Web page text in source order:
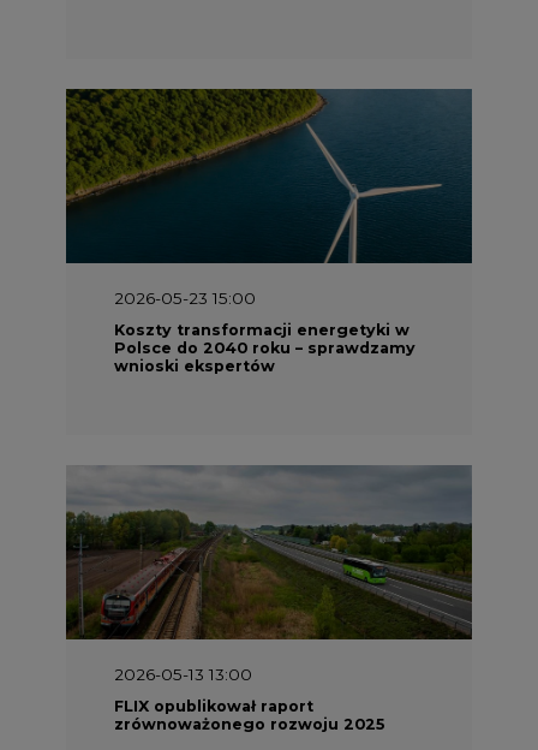
2026-05-23 15:00
Koszty transformacji energetyki w
Polsce do 2040 roku – sprawdzamy
wnioski ekspertów
2026-05-13 13:00
FLIX opublikował raport
zrównoważonego rozwoju 2025